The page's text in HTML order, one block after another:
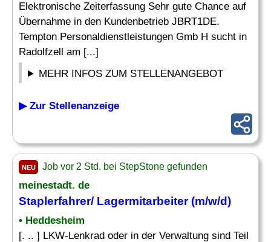
Elektronische Zeiterfassung Sehr gute Chance auf
Übernahme in den Kundenbetrieb JBRT1DE.
Tempton Personaldienstleistungen Gmb H sucht in
Radolfzell am [...]
MEHR INFOS ZUM STELLENANGEBOT
▶ Zur Stellenanzeige
NEU Job vor 2 Std. bei StepStone gefunden
meinestadt. de
Staplerfahrer/ Lagermitarbeiter(m/w/d)
• Heddesheim
[. .. ] LKW-Lenkrad oder in der Verwaltung sind Teil